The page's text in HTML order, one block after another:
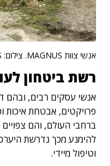
אנשי צוות MAGNUS. צילום: MAGNUS איתור וחילוץ
רשת ביטחון
אנשי עסקים רבים, ובהם
פרויקטים, אבטחת איכות
ברחבי העולם, והם
להימנע מכך נדרשת
וטיפול מיידי.